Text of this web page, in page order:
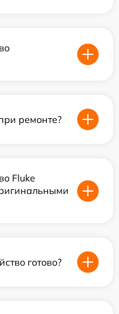
ремонте?
Fluke
готово?